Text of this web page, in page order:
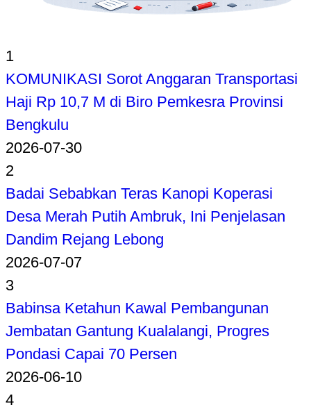
1
KOMUNIKASI Sorot Anggaran Transportasi
Haji Rp 10,7 M di Biro Pemkesra Provinsi
Bengkulu
2026-07-30
2
Badai Sebabkan Teras Kanopi Koperasi
Desa Merah Putih Ambruk, Ini Penjelasan
Dandim Rejang Lebong
2026-07-07
3
Babinsa Ketahun Kawal Pembangunan
Jembatan Gantung Kualalangi, Progres
Pondasi Capai 70 Persen
2026-06-10
4